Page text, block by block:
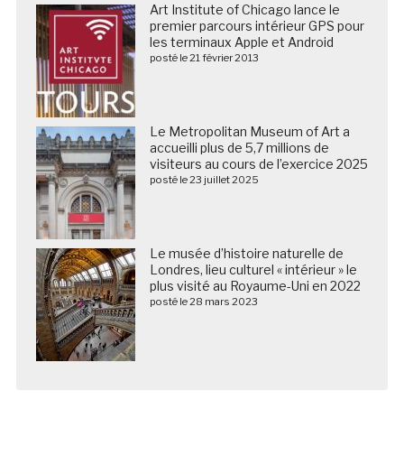
Art Institute of Chicago lance le
premier parcours intérieur GPS pour
les terminaux Apple et Android
posté le 21 février 2013
Le Metropolitan Museum of Art a
accueilli plus de 5,7 millions de
visiteurs au cours de l’exercice 2025
posté le 23 juillet 2025
Le musée d’histoire naturelle de
Londres, lieu culturel « intérieur » le
plus visité au Royaume-Uni en 2022
posté le 28 mars 2023